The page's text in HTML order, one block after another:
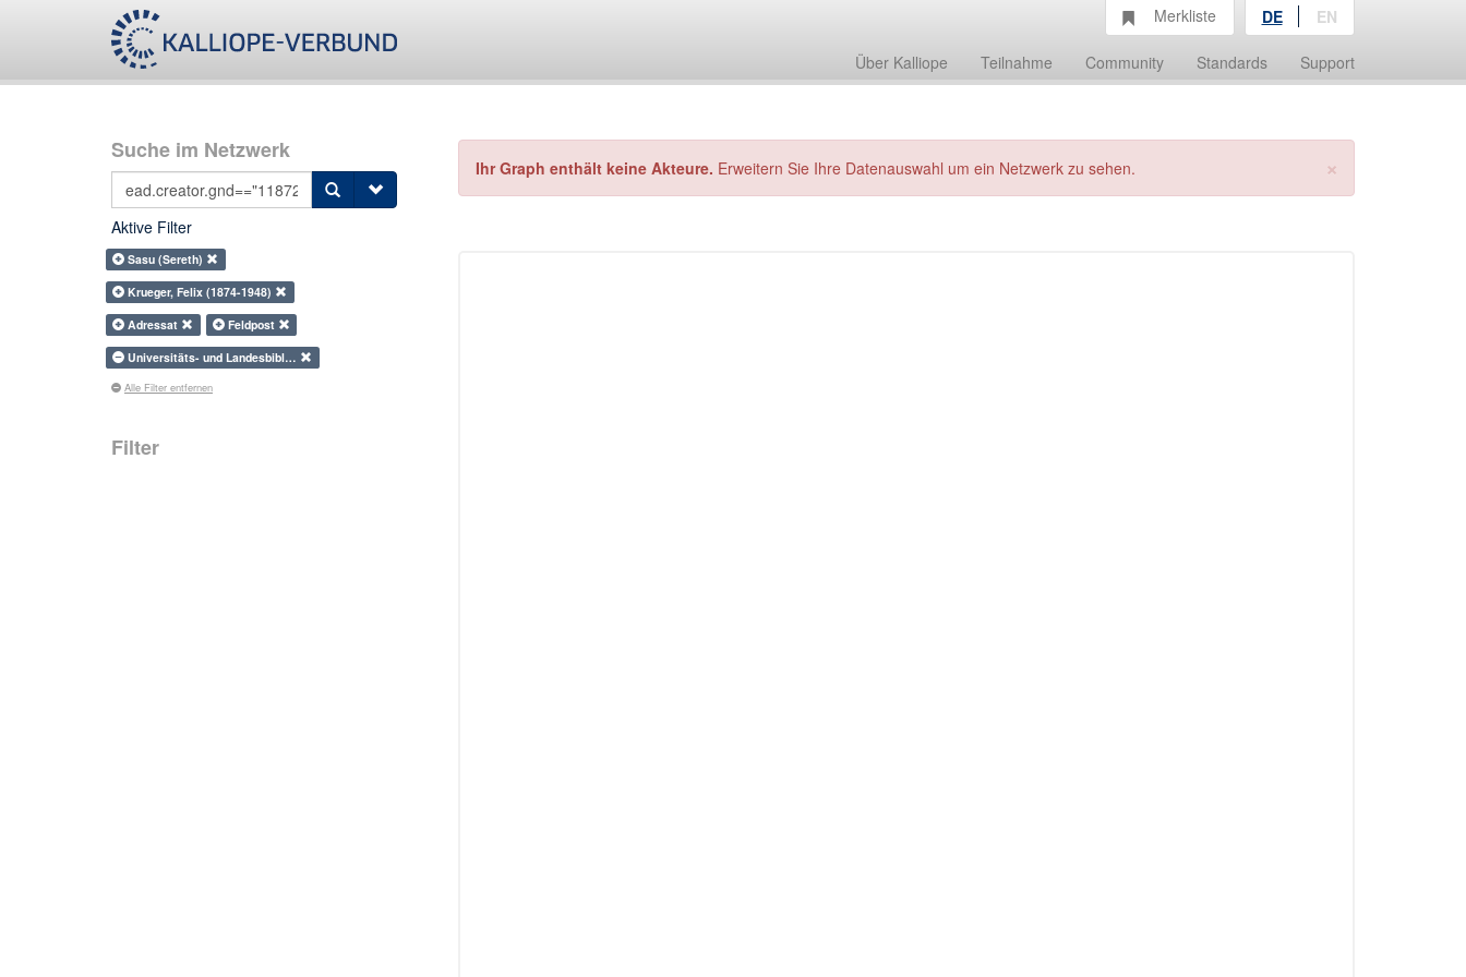
Über Kalliope Teilnahme Community Standards Support
Merkliste DE EN
Suche im Netzwerk
Aktive Filter
Sasu (Sereth)
Krueger, Felix (1874-1948)
Adressat
Feldpost
Universitäts- und Landesbibl…
Alle Filter entfernen
Filter
×
Ihr Graph enthält keine Akteure. Erweitern Sie Ihre Datenauswahl um ein Netzwerk zu sehen.